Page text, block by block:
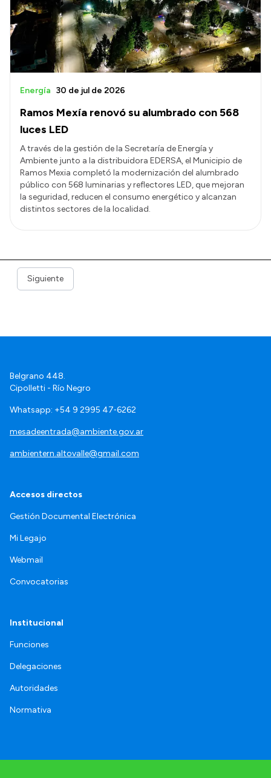
Ramos Mexía renovó su alumbrado con 568
luces LED
Energía 30 de jul de 2026
A través de la gestión de la Secretaría de Energía y
Ambiente junto a la distribuidora EDERSA, el Municipio de
Ramos Mexia completó la modernización del alumbrado
público con 568 luminarias y reflectores LED, que mejoran
la seguridad, reducen el consumo energético y alcanzan
distintos sectores de la localidad.
Siguiente
Belgrano 448.
Cipolletti - Río Negro
Whatsapp: +54 9 2995 47‑6262
mesadeentrada@ambiente.gov.ar
ambientern.altovalle@gmail.com
Accesos directos
Gestión Documental Electrónica
Mi Legajo
Webmail
Convocatorias
Institucional
Funciones
Delegaciones
Autoridades
Normativa